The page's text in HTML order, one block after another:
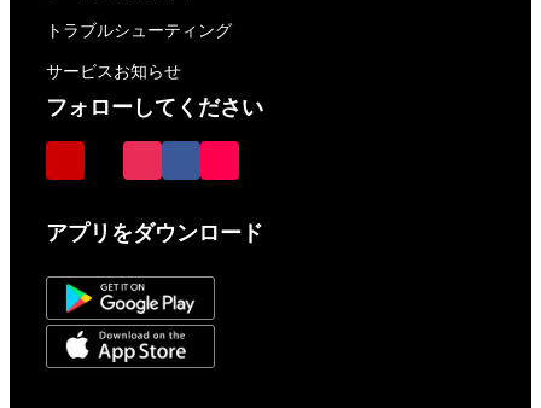
トラブルシューティング
サービスお知らせ
フォローしてください
アプリをダウンロード